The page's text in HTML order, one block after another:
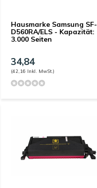
Hausmarke Samsung SF-
D560RA/ELS - Kapazität:
3.000 Seiten
34,84
(42,16 Inkl. MwSt.)